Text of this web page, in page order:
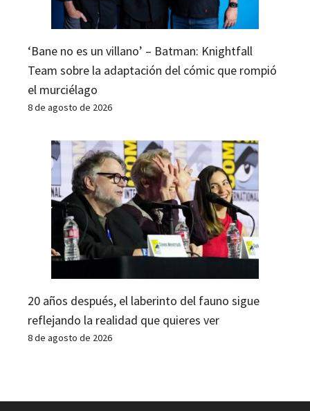
‘Bane no es un villano’ – Batman: Knightfall
Team sobre la adaptación del cómic que rompió
el murciélago
8 de agosto de 2026
20 años después, el laberinto del fauno sigue
reflejando la realidad que quieres ver
8 de agosto de 2026